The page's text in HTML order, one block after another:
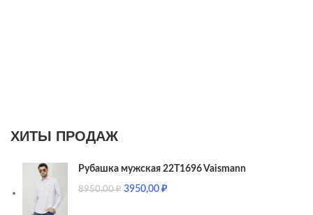
ХИТЫ ПРОДАЖ
Рубашка мужская 22T1696 Vaismann
8950,00₽ 3950,00₽